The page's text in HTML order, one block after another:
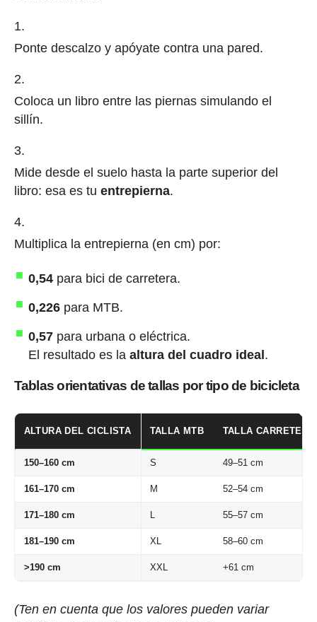
Ponte descalzo y apóyate contra una pared.
Coloca un libro entre las piernas simulando el
sillín.
Mide desde el suelo hasta la parte superior del
libro: esa es tu entrepierna.
Multiplica la entrepierna (en cm) por:
0,54para bici de carretera.
0,226para MTB.
0,57para urbana o eléctrica.
El resultado es la altura del cuadro ideal.
Tablas orientativas de tallas por tipo de bicicleta
ALTURA DEL CICLISTA TALLA MTB TALLA CARRETERA
150–160 cm S 49–51 cm
161–170 cm M 52–54 cm
171–180 cm L 55–57 cm
181–190 cm XL 58–60 cm
>190 cm XXL +61 cm
(Ten en cuenta que los valores pueden variar